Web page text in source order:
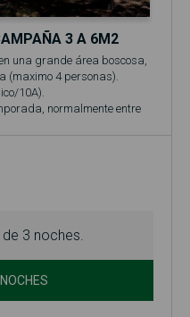
3 A 6M2
una grande área boscosa,
(maximo 4 personas).
10A).
normalmente entre
3 noches.